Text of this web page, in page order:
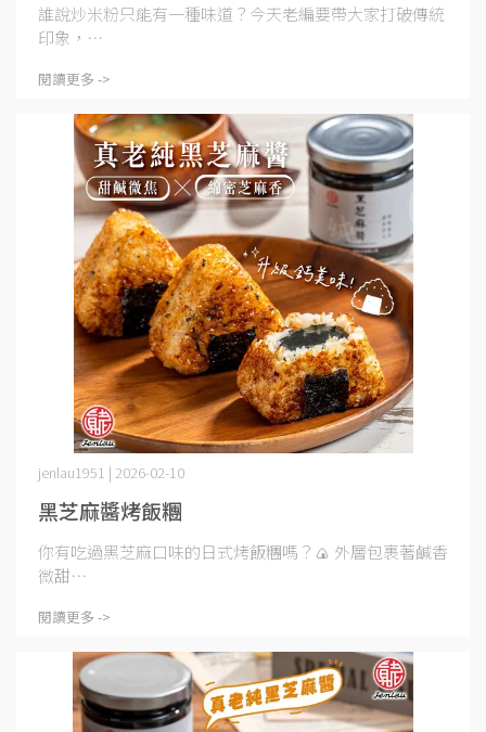
誰說炒米粉只能有一種味道？今天老編要帶大家打破傳統
印象，⋯
閱讀更多 ->
黑芝麻醬烤飯糰
jenlau1951 | 2026-02-10
你有吃過黑芝麻口味的日式烤飯糰嗎？🍙 外層包裹著鹹香
微甜⋯
閱讀更多 ->